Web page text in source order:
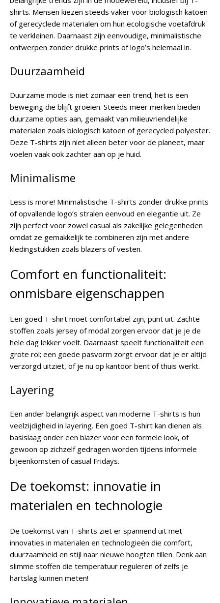
shirts. Mensen kiezen steeds vaker voor biologisch katoen
of gerecyclede materialen om hun ecologische voetafdruk
te verkleinen. Daarnaast zijn eenvoudige, minimalistische
ontwerpen zonder drukke prints of logo’s helemaal in.
Duurzaamheid
Duurzame mode is niet zomaar een trend; het is een
beweging die blijft groeien. Steeds meer merken bieden
duurzame opties aan, gemaakt van milieuvriendelijke
materialen zoals biologisch katoen of gerecycled polyester.
Deze T-shirts zijn niet alleen beter voor de planeet, maar
voelen vaak ook zachter aan op je huid.
Minimalisme
Less is more! Minimalistische T-shirts zonder drukke prints
of opvallende logo’s stralen eenvoud en elegantie uit. Ze
zijn perfect voor zowel casual als zakelijke gelegenheden
omdat ze gemakkelijk te combineren zijn met andere
kledingstukken zoals blazers of vesten.
Comfort en functionaliteit:
onmisbare eigenschappen
Een goed T-shirt moet comfortabel zijn, punt uit. Zachte
stoffen zoals jersey of modal zorgen ervoor dat je je de
hele dag lekker voelt. Daarnaast speelt functionaliteit een
grote rol; een goede pasvorm zorgt ervoor dat je er altijd
verzorgd uitziet, of je nu op kantoor bent of thuis werkt.
Layering
Een ander belangrijk aspect van moderne T-shirts is hun
veelzijdigheid in layering. Een goed T-shirt kan dienen als
basislaag onder een blazer voor een formele look, of
gewoon op zichzelf gedragen worden tijdens informele
bijeenkomsten of casual Fridays.
De toekomst: innovatie in
materialen en technologie
De toekomst van T-shirts ziet er spannend uit met
innovaties in materialen en technologieën die comfort,
duurzaamheid en stijl naar nieuwe hoogten tillen. Denk aan
slimme stoffen die temperatuur reguleren of zelfs je
hartslag kunnen meten!